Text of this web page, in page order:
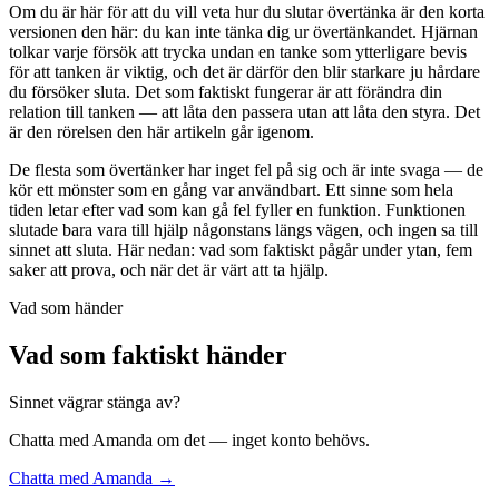
Om du är här för att du vill veta hur du slutar övertänka är den korta
versionen den här: du kan inte tänka dig ur övertänkandet. Hjärnan
tolkar varje försök att trycka undan en tanke som ytterligare bevis
för att tanken är viktig, och det är därför den blir starkare ju hårdare
du försöker sluta. Det som faktiskt fungerar är att förändra din
relation till tanken — att låta den passera utan att låta den styra. Det
är den rörelsen den här artikeln går igenom.
De flesta som övertänker har inget fel på sig och är inte svaga — de
kör ett mönster som en gång var användbart. Ett sinne som hela
tiden letar efter vad som kan gå fel fyller en funktion. Funktionen
slutade bara vara till hjälp någonstans längs vägen, och ingen sa till
sinnet att sluta. Här nedan: vad som faktiskt pågår under ytan, fem
saker att prova, och när det är värt att ta hjälp.
Vad som händer
Vad som faktiskt händer
Sinnet vägrar stänga av?
Chatta med Amanda om det — inget konto behövs.
Chatta med Amanda →